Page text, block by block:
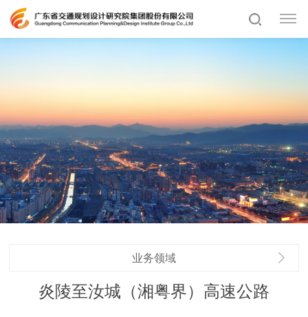
业务领域
炎陵至汝城（湘粤界）高速公路